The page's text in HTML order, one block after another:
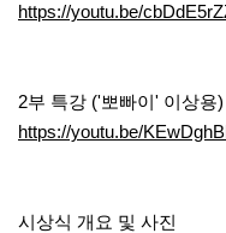
https://youtu.be/
2부 특강 ('뽀빠이' 이상용)
https://youtu.be/
시상식 개요 및 사진